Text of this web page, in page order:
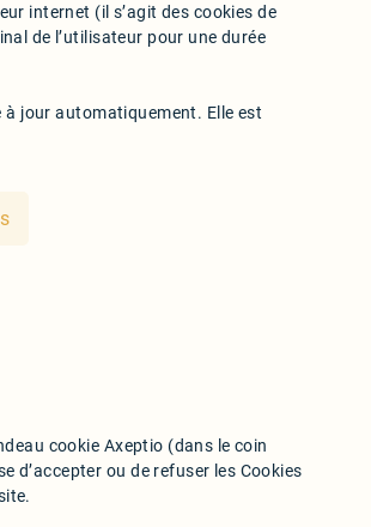
internet (il s’agit des cookies de
de l’utilisateur pour une durée
jour automatiquement. Elle est
cookie Axeptio (dans le coin
d’accepter ou de refuser les Cookies